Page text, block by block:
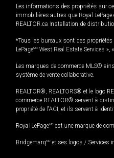
Les informations des propriétés sur
immobilières autres que Royal
REALTOR.ca Installation de
*Tous les bureaux sont des
LePageMD West Real Estate Services »,
Les marques de commerce MLS®
système de vente collaborative.
REALTOR®, REALTORS® et le logo
commerce REALTOR® servent à
propriété de l'ACI, et ils servent à
Royal LePageMD est une marque de
BridgemarqMD et ses logos / Services